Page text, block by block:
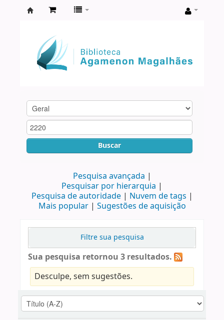
Agamenon
Magalhães
Buscar
Pesquisa avançada
Pesquisar por hierarquia
Pesquisa de autoridade
Nuvem de tags
Mais popular
Sugestões de aquisição
Filtre sua pesquisa
Sua pesquisa retornou 3 resultados.
Desculpe, sem sugestões.